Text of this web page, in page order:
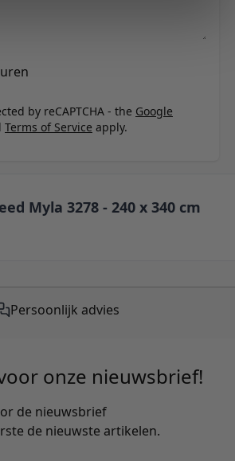
by reCAPTCHA - the Google
Terms of Service apply.
Myla 3278 - 240 x 340 cm
Persoonlijk advies
verzending vanaf €50,-
onze nieuwsbrief!
de nieuwsbrief
de nieuwste artikelen.